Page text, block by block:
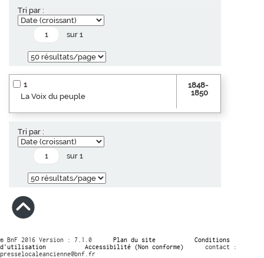
Tri par :
sur 1
1
La Voix du peuple
1848-
1850
Tri par :
sur 1
© BnF 2016 Version : 7.1.0 Plan du site
Conditions
d’utilisation
Accessibilité (Non conforme)
contact :
presselocaleancienne@bnf.fr